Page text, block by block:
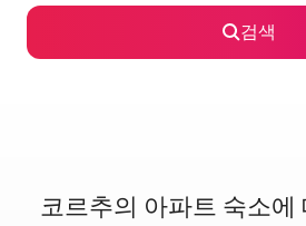
검색
코르추의 아파트 숙소에